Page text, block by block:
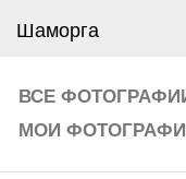
Шаморга
ВСЕ
МОИ